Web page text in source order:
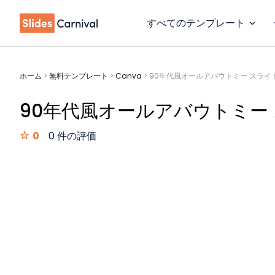
すべてのテンプレート
ホーム > 無料テンプレート > Canva > 90年代風オールアバウトミー スライ
90年代風オールアバウトミ
0 0 件の評価